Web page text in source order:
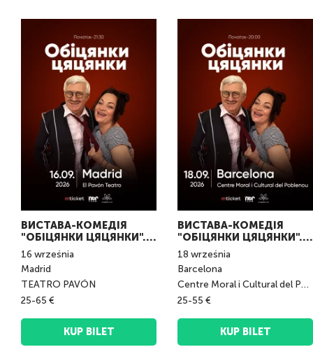
ВИСТАВА-КОМЕДІЯ
"ОБІЦЯНКИ ЦЯЦЯНКИ".
Madrid
16 września
Madrid
TEATRO PAVÓN
25-65 €
KUP BILET
ВИСТАВА-КОМЕДІЯ
"ОБІЦЯНКИ ЦЯЦЯНКИ".
Barcelona
18 września
Barcelona
Centre Moral i Cultural del Poblenou
25-55 €
KUP BILET